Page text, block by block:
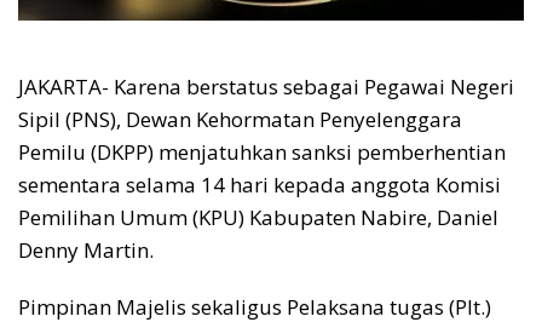
JAKARTA- Karena berstatus sebagai Pegawai Negeri
Sipil (PNS), Dewan Kehormatan Penyelenggara
Pemilu (DKPP) menjatuhkan sanksi pemberhentian
sementara selama 14 hari kepada anggota Komisi
Pemilihan Umum (KPU) Kabupaten Nabire, Daniel
Denny Martin.
Pimpinan Majelis sekaligus Pelaksana tugas (Plt.)